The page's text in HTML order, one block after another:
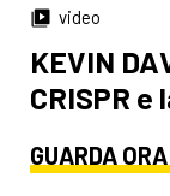
video
KEVIN
CRISPR
GUARDA ORA